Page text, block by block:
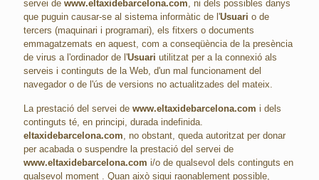
servei de www.eltaxidebarcelona.com, ni dels possibles danys
que puguin causar-se al sistema informàtic de l'Usuari o de
tercers (maquinari i programari), els fitxers o documents
emmagatzemats en aquest, com a conseqüència de la presència
de virus a l'ordinador de l'Usuari utilitzat per a la connexió als
serveis i continguts de la Web, d'un mal funcionament del
navegador o de l'ús de versions no actualitzades del mateix.
La prestació del servei de www.eltaxidebarcelona.com i dels
continguts té, en principi, durada indefinida.
eltaxidebarcelona.com, no obstant, queda autoritzat per donar
per acabada o suspendre la prestació del servei de
www.eltaxidebarcelona.com i/o de qualsevol dels continguts en
qualsevol moment . Quan això sigui raonablement possible,